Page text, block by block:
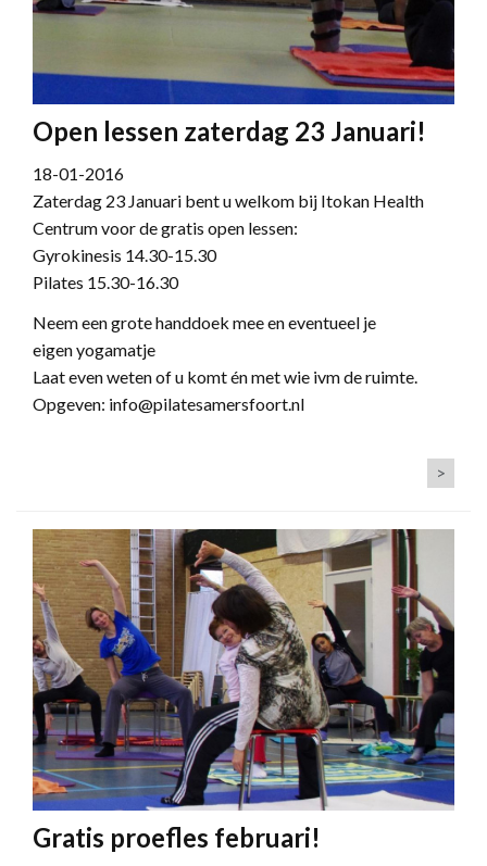
Open lessen zaterdag 23 Januari!
18-01-2016
Zaterdag 23 Januari bent u welkom bij Itokan Health
Centrum voor de gratis open lessen:
Gyrokinesis 14.30-15.30
Pilates 15.30-16.30
Neem een grote handdoek mee en eventueel je
eigen yogamatje
Laat even weten of u komt én met wie ivm de ruimte.
Opgeven: info@pilatesamersfoort.nl
>
Gratis proefles februari!